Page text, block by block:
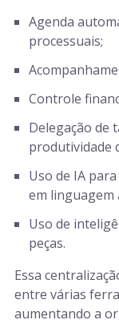
Agenda
processuais;
Controle
Delegação de
produtividade
Uso de IA
em linguagem
Uso de
peças.
Essa
entre várias
aumentando a